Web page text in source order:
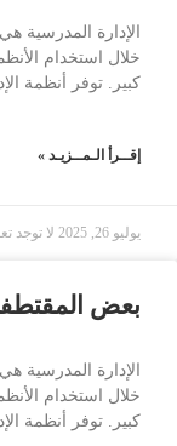
الإدارة
خلال استخدام
كبير. توفر أنظمة
إقــرأ الـمــزيـد »
يوليو 26, 2025 لا توجد
بعض
الإدارة
خلال استخدام
كبير. توفر أنظمة